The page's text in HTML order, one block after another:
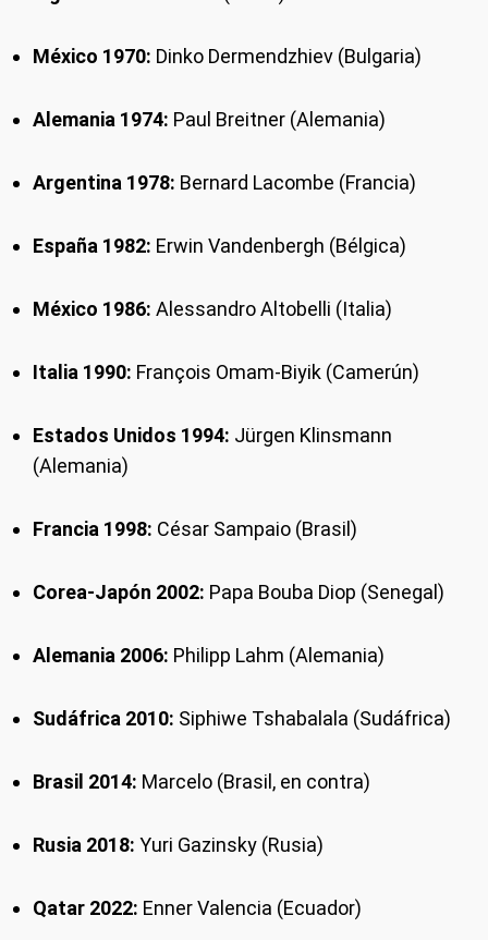
México 1970: Dinko Dermendzhiev (Bulgaria)
Alemania 1974: Paul Breitner (Alemania)
Argentina 1978: Bernard Lacombe (Francia)
España 1982: Erwin Vandenbergh (Bélgica)
México 1986: Alessandro Altobelli (Italia)
Italia 1990: François Omam-Biyik (Camerún)
Estados Unidos 1994: Jürgen Klinsmann
(Alemania)
Francia 1998: César Sampaio (Brasil)
Corea-Japón 2002: Papa Bouba Diop (Senegal)
Alemania 2006: Philipp Lahm (Alemania)
Sudáfrica 2010: Siphiwe Tshabalala (Sudáfrica)
Brasil 2014: Marcelo (Brasil, en contra)
Rusia 2018: Yuri Gazinsky (Rusia)
Qatar 2022: Enner Valencia (Ecuador)